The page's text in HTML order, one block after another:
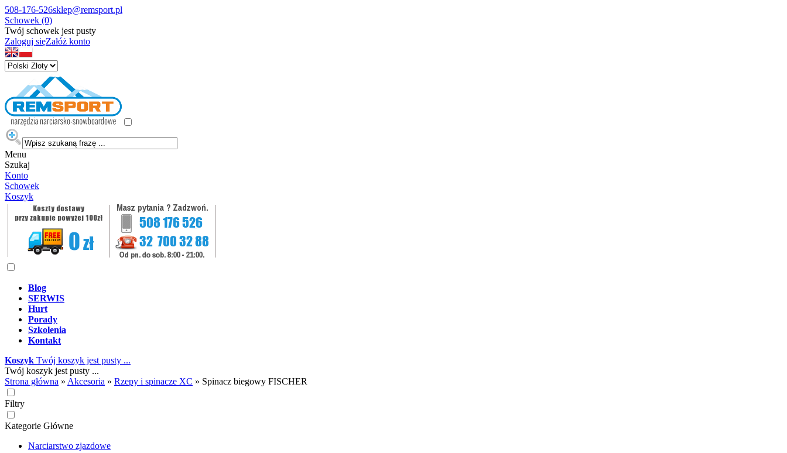
508-176-526sklep@remsport.pl
Schowek (0)
Twój schowek jest pusty
Zaloguj sięZałóż konto
Menu
Szukaj
Konto
Schowek
Koszyk
Blog
SERWIS
Hurt
Porady
Szkolenia
Kontakt
Koszyk Twój koszyk jest pusty ...
Twój koszyk jest pusty ...
Strona główna » Akcesoria » Rzepy i spinacze XC » Spinacz biegowy FISCHER
Filtry
Kategorie Główne
Narciarstwo zjazdowe